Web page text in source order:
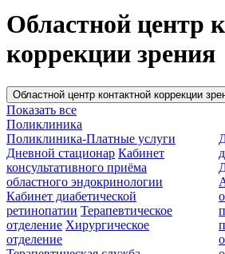
Областной центр
коррекции зрения
Областной центр контактной коррекции
Показать все
Поликлиника
Поликлиника-Платные услуги
Дневной стационар Кабинет
консультативного приёма
областного эндокринологии
Кабинет диабетической
ретинопатии Терапевтическое
отделение Хирургическое
отделение